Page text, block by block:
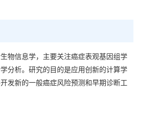
信息学，主要关注癌症表观基因组学
分析。研究的目的是应用创新的计算学
发新的一般癌症风险预测和早期诊断工